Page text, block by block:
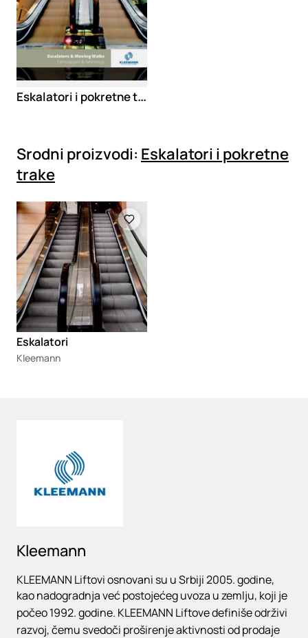
Eskalatori i pokretne trake
Srodni proizvodi: Eskalatori i pokretne
trake
Loading
Eskalatori
Kleemann
Kleemann
KLEEMANN Liftovi osnovani su u Srbiji 2005. godine,
kao nadogradnja već postojećeg uvoza u zemlju, koji je
počeo 1992. godine. KLEEMANN Liftove definiše održivi
razvoj, čemu svedoči proširenje aktivnosti od prodaje